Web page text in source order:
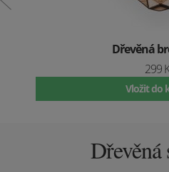
Dřevěná
299
Vložit do
Dřevěná